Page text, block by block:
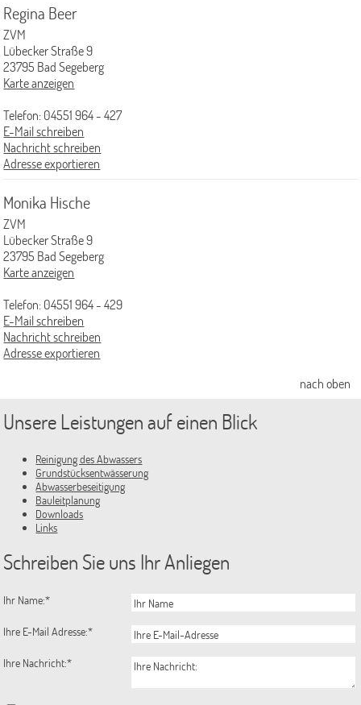
Dokumentation der Dichtigkeitsprüfung
Was kostet eine Prüfung?
Wann muss ich sanieren
Wie kann saniert werden?
Beratungsangebot des ZVM
Vorsorge gegen Rückstau
Fremdwasserbeseitigung
Versickerung von Niederschlagswasser
Entwässerungsanträge
Gartenwasserzähler
Ansprechpartner/-innen
Bauleitplanung
rechtskräftige Bebauungspläne
Landschaftspläne
Ansprechpartner/-innen
Satzungen
Ausschreibungen und Beschaffung
Baustellen
Nebeluntersuchung
Regina Beer
ZVM
Lübecker Straße 9
23795 Bad Segeberg
Karte anzeigen
Telefon: 04551 964 - 427
E-Mail schreiben
Nachricht schreiben
Adresse exportieren
Monika Hische
ZVM
Lübecker Straße 9
23795 Bad Segeberg
Karte anzeigen
Telefon: 04551 964 - 429
E-Mail schreiben
Nachricht schreiben
Adresse exportieren
nach oben
Unsere Leistungen auf einen Blick
Reinigung des Abwassers
Grundstücksentwässerung
Abwasserbeseitigung
Bauleitplanung
Downloads
Links
Schreiben Sie uns Ihr Anliegen
Ihr Name:*
Ihre E-Mail Adresse:*
Ihre Nachricht:*